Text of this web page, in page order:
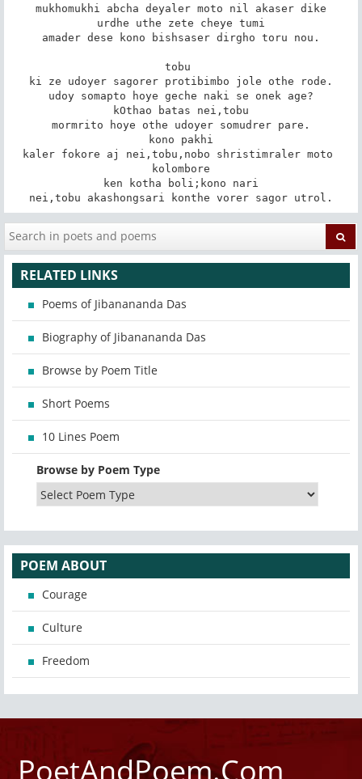
mukhomukhi abcha deyaler moto nil akaser dike
urdhe uthe zete cheye tumi
amader dese kono bishsaser dirgho toru nou.
tobu
ki ze udoyer sagorer protibimbo jole othe rode.
udoy somapto hoye geche naki se onek age?
kOthao batas nei,tobu
mormrito hoye othe udoyer somudrer pare.
kono pakhi
kaler fokore aj nei,tobu,nobo shristimraler moto
kolombore
ken kotha boli;kono nari
nei,tobu akashongsari konthe vorer sagor utrol.
RELATED LINKS
Poems of Jibanananda Das
Biography of Jibanananda Das
Browse by Poem Title
Short Poems
10 Lines Poem
Browse by Poem Type
POEM ABOUT
Courage
Culture
Freedom
PoetAndPoem.Com